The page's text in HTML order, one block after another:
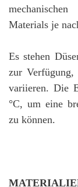
Materials je
Es stehen
zur
variieren. Die
°C, um eine
zu können.